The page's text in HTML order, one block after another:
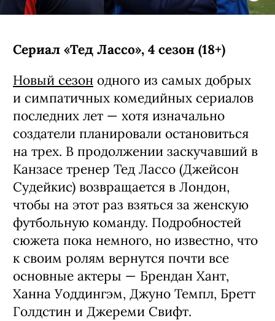
Сериал «Тед Лассо», 4 сезон (18+)
Новый сезон одного из самых добрых
и симпатичных комедийных сериалов
последних лет — хотя изначально
создатели планировали остановиться
на трех. В продолжении заскучавший в
Канзасе тренер Тед Лассо (Джейсон
Судейкис) возвращается в Лондон,
чтобы на этот раз взяться за женскую
футбольную команду. Подробностей
сюжета пока немного, но известно, что
к своим ролям вернутся почти все
основные актеры — Брендан Хант,
Ханна Уоддингэм, Джуно Темпл, Бретт
Голдстин и Джереми Свифт.